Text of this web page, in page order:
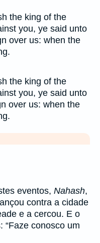
the king of the
you, ye said unto
over us: when the
the king of the
you, ye said unto
over us: when the
eventos, Nahash,
contra a cidade
e a cercou. E o
“Faze conosco um